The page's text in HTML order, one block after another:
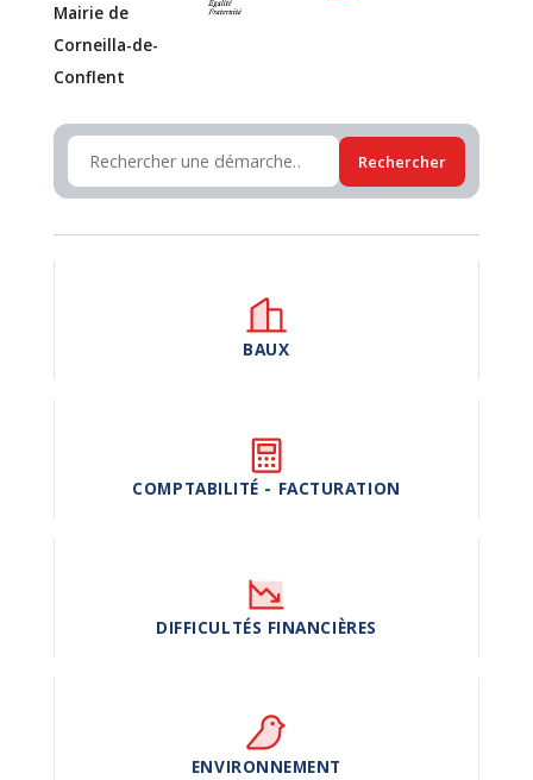
Mairie de
Corneilla-de-
Conflent
Rechercher
BAUX
COMPTABILITÉ - FACTURATION
DIFFICULTÉS FINANCIÈRES
ENVIRONNEMENT